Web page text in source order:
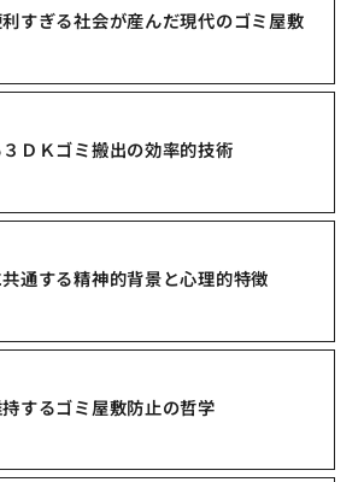
すぎる社会が産んだ現代のゴミ屋敷
ＤＫゴミ搬出の効率的技術
通する精神的背景と心理的特徴
するゴミ屋敷防止の哲学